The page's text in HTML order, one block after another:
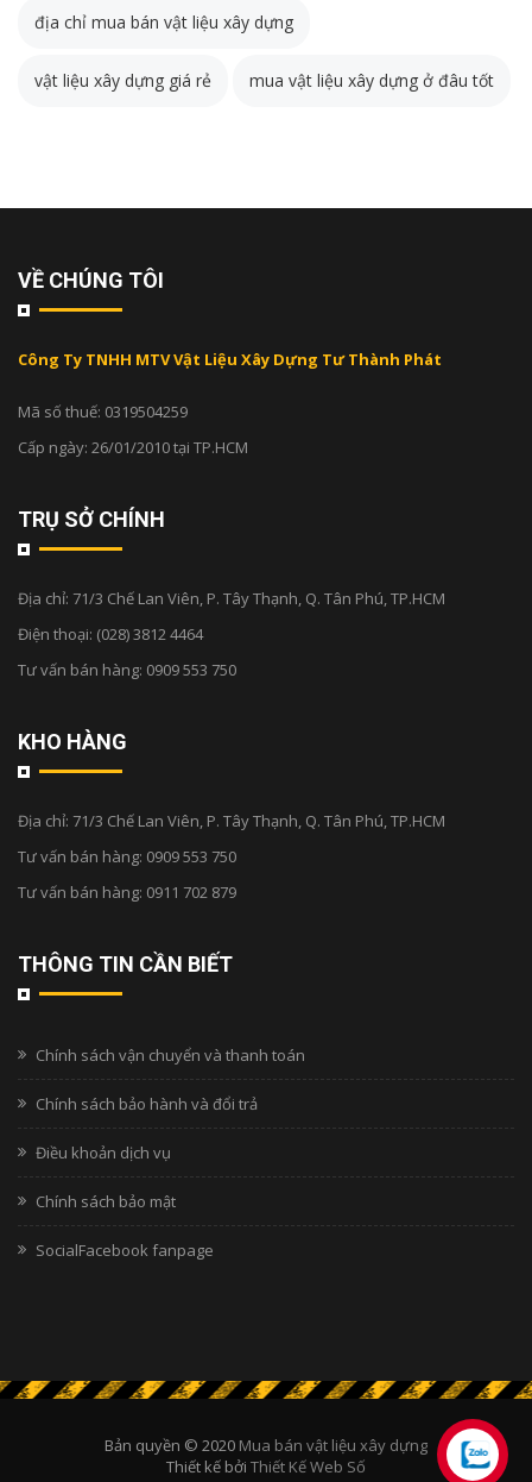
địa chỉ mua bán vật liệu xây dựng
vật liệu xây dựng giá rẻ mua vật liệu xây dựng ở đâu tốt
VỀ CHÚNG TÔI
Công Ty TNHH MTV Vật Liệu Xây Dựng Tư Thành Phát
Mã số thuế: 0319504259
Cấp ngày: 26/01/2010 tại TP.HCM
TRỤ SỞ CHÍNH
Địa chỉ: 71/3 Chế Lan Viên, P. Tây Thạnh, Q. Tân Phú, TP.HCM
Điện thoại: (028) 3812 4464
Tư vấn bán hàng: 0909 553 750
KHO HÀNG
Địa chỉ: 71/3 Chế Lan Viên, P. Tây Thạnh, Q. Tân Phú, TP.HCM
Tư vấn bán hàng: 0909 553 750
Tư vấn bán hàng: 0911 702 879
THÔNG TIN CẦN BIẾT
Chính sách vận chuyển và thanh toán
Chính sách bảo hành và đổi trả
Điều khoản dịch vụ
Chính sách bảo mật
SocialFacebook fanpage
Bản quyền © 2020 Mua bán vật liệu xây dựng
Thiết kế bởi Thiết Kế Web Số